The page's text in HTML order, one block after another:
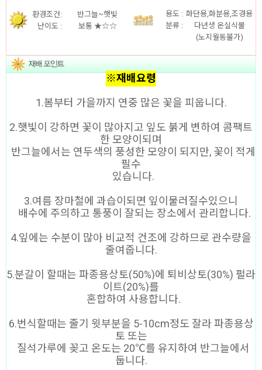
환경조건:
난이도 :
반그늘~햇빛
보통 ★☆☆
용도 :
분류 :
화단용,화분용,조경용
다년생 온실식물
(노지월동불가)
※재배요령
1.봄부터 가을까지 연중 많은 꽃을 피웁니다.
2.햇빛이 강하면 꽃이 많아지고 잎도 붉게 변하여 콤팩트
한 모양이되며
반그늘에서는 연두색의 풍성한 모양이 되지만, 꽃이 적게
필수
있습니다.
3.여름 장마철에 과습이되면 잎이물러질수있으니
배수에 주의하고 통풍이 잘되는 장소에서 관리합니다.
4.잎에는 수분이 많아 비교적 건조에 강하므로 관수량을
줄여줍니다.
5.분갈이 할때는 파종용상토(50%)에 퇴비상토(30%) 펄라
이트(20%)를
혼합하여 사용합니다.
6.번식할때는 줄기 윗부분을 5-10cm정도 잘라 파종용상
토 또는
질석가루에 꽂고 온도는 20℃를 유지하여 반그늘에서
둡니다.